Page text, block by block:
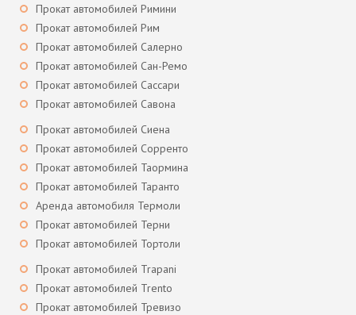
Прокат автомобилей Римини
Прокат автомобилей Рим
Прокат автомобилей Салерно
Прокат автомобилей Сан-Ремо
Прокат автомобилей Сассари
Прокат автомобилей Савона
Прокат автомобилей Сиена
Прокат автомобилей Сорренто
Прокат автомобилей Таормина
Прокат автомобилей Таранто
Аренда автомобиля Термоли
Прокат автомобилей Терни
Прокат автомобилей Тортоли
Прокат автомобилей Trapani
Прокат автомобилей Trento
Прокат автомобилей Тревизо